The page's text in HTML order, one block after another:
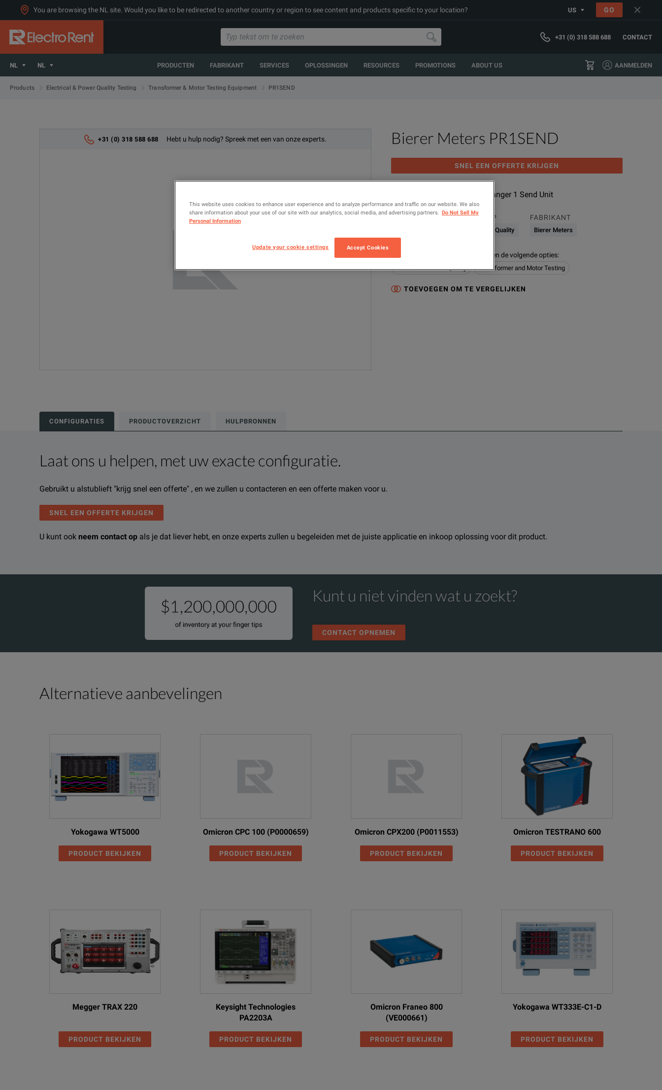
You are browsing the NL site. Would you like to be redirected to another country or region to see content and products specific to your location? US GO
+31 (0) 318 588 688 CONTACT
NL NL PRODUCTEN FABRIKANT SERVICES OPLOSSINGEN RESOURCES PROMOTIONS ABOUT US AANMELDEN
Products Electrical & Power Quality Testing Transformer & Motor Testing Equipment PR1SEND
+31 (0) 318 588 688 Hebt u hulp nodig? Spreek met een van onze experts. Bierer Meters PR1SEND
SNEL EEN OFFERTE KRIJGEN
GPS Phasing Tool Phasing Ranger 1 Send Unit
MODEL PRODUCTGROEP
Electrical & Power Quality
FABRIKANT
Bierer Meters
Geconfigureerde modellen bevatten de volgende opties:
Electrical & Power Quality Transformer and Motor Testing
TOEVOEGEN OM TE VERGELIJKEN
CONFIGURATIES PRODUCTOVERZICHT HULPBRONNEN
Laat ons u helpen, met uw exacte configuratie.
Gebruikt u alstublieft "krijg snel een offerte" , en we zullen u contacteren en een offerte maken voor u.
SNEL EEN OFFERTE KRIJGEN
U kunt ook neem contact op als je dat liever hebt, en onze experts zullen u begeleiden met de juiste applicatie en inkoop oplossing voor dit product.
Productoverzicht
We're sorry, we don't currently have any further information about this product available online.
Bronnen
Het spijt ons, maar we hebben op dit moment geen andere bronnen over dit product beschikbaar online.
Kunt u niet vinden wat u zoekt?
CONTACT OPNEMEN
Alternatieve aanbevelingen
Yokogawa WT5000
PRODUCT BEKIJKEN
Omicron CPC 100 (P0000659)
PRODUCT BEKIJKEN
Omicron CPX200 (P0011553)
PRODUCT BEKIJKEN
Omicron TESTRANO 600
PRODUCT BEKIJKEN
Megger TRAX 220
PRODUCT BEKIJKEN
Keysight Technologies
PA2203A
PRODUCT BEKIJKEN
Omicron Franeo 800
(VE000661)
PRODUCT BEKIJKEN
Yokogawa WT333E-C1-D
PRODUCT BEKIJKEN
This website uses cookies to enhance user experience and to analyze performance and traffic on our website. We also
share information about your use of our site with our analytics, social media, and advertising partners. Do Not Sell My
Personal Information
Update your cookie settings Accept Cookies